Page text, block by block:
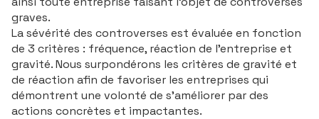
graves.
La sévérité des controverses est évaluée en fonction
de 3 critères : fréquence, réaction de l’entreprise et
gravité. Nous surpondérons les critères de gravité et
de réaction afin de favoriser les entreprises qui
démontrent une volonté de s’améliorer par des
actions concrètes et impactantes.